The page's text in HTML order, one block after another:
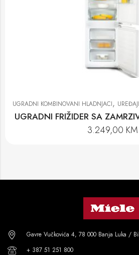
UGRADNI KOMBINOVANI HLADNJACI, UREĐAJI
UGRADNI FRIŽIDER SA
3.249,00 KM
Gavre Vučkovića 4, 78 000 Banja Luka /
+ 387 51 251 800